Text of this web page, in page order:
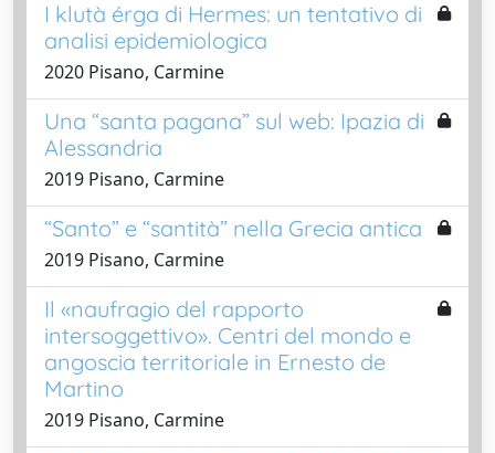
I klutà érga di Hermes: un tentativo di
analisi epidemiologica
2020 Pisano, Carmine
Una “santa pagana” sul web: Ipazia di
Alessandria
2019 Pisano, Carmine
“Santo” e “santità” nella Grecia antica
2019 Pisano, Carmine
Il «naufragio del rapporto
intersoggettivo». Centri del mondo e
angoscia territoriale in Ernesto de
Martino
2019 Pisano, Carmine